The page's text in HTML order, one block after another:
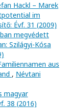
Hackl – Marek
im
Évf. 31 (2009)
megvédett
Szilágyi-Kósa
aus
, Névtani
magyar
38 (2016)